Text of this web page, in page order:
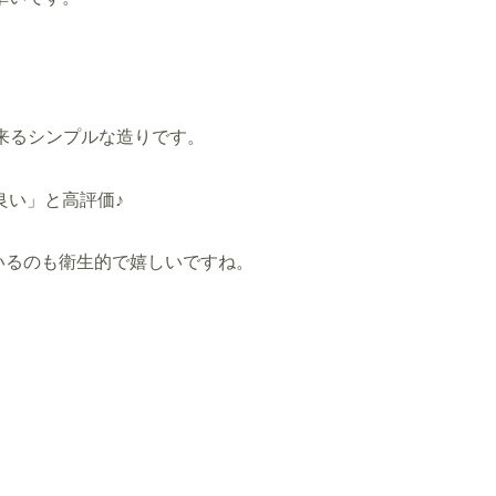
シンプルな造りです。
い」と高評価♪
のも衛生的で嬉しいですね。